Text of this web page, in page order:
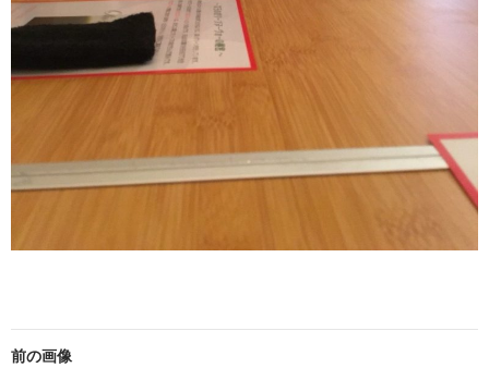
前の画像